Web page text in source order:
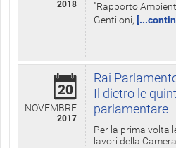
2018
"Rapporto
Gentiloni,
20
NOVEMBRE
2017
Rai
Il dietro le
parlamentare
Per la prima volta
lavori della